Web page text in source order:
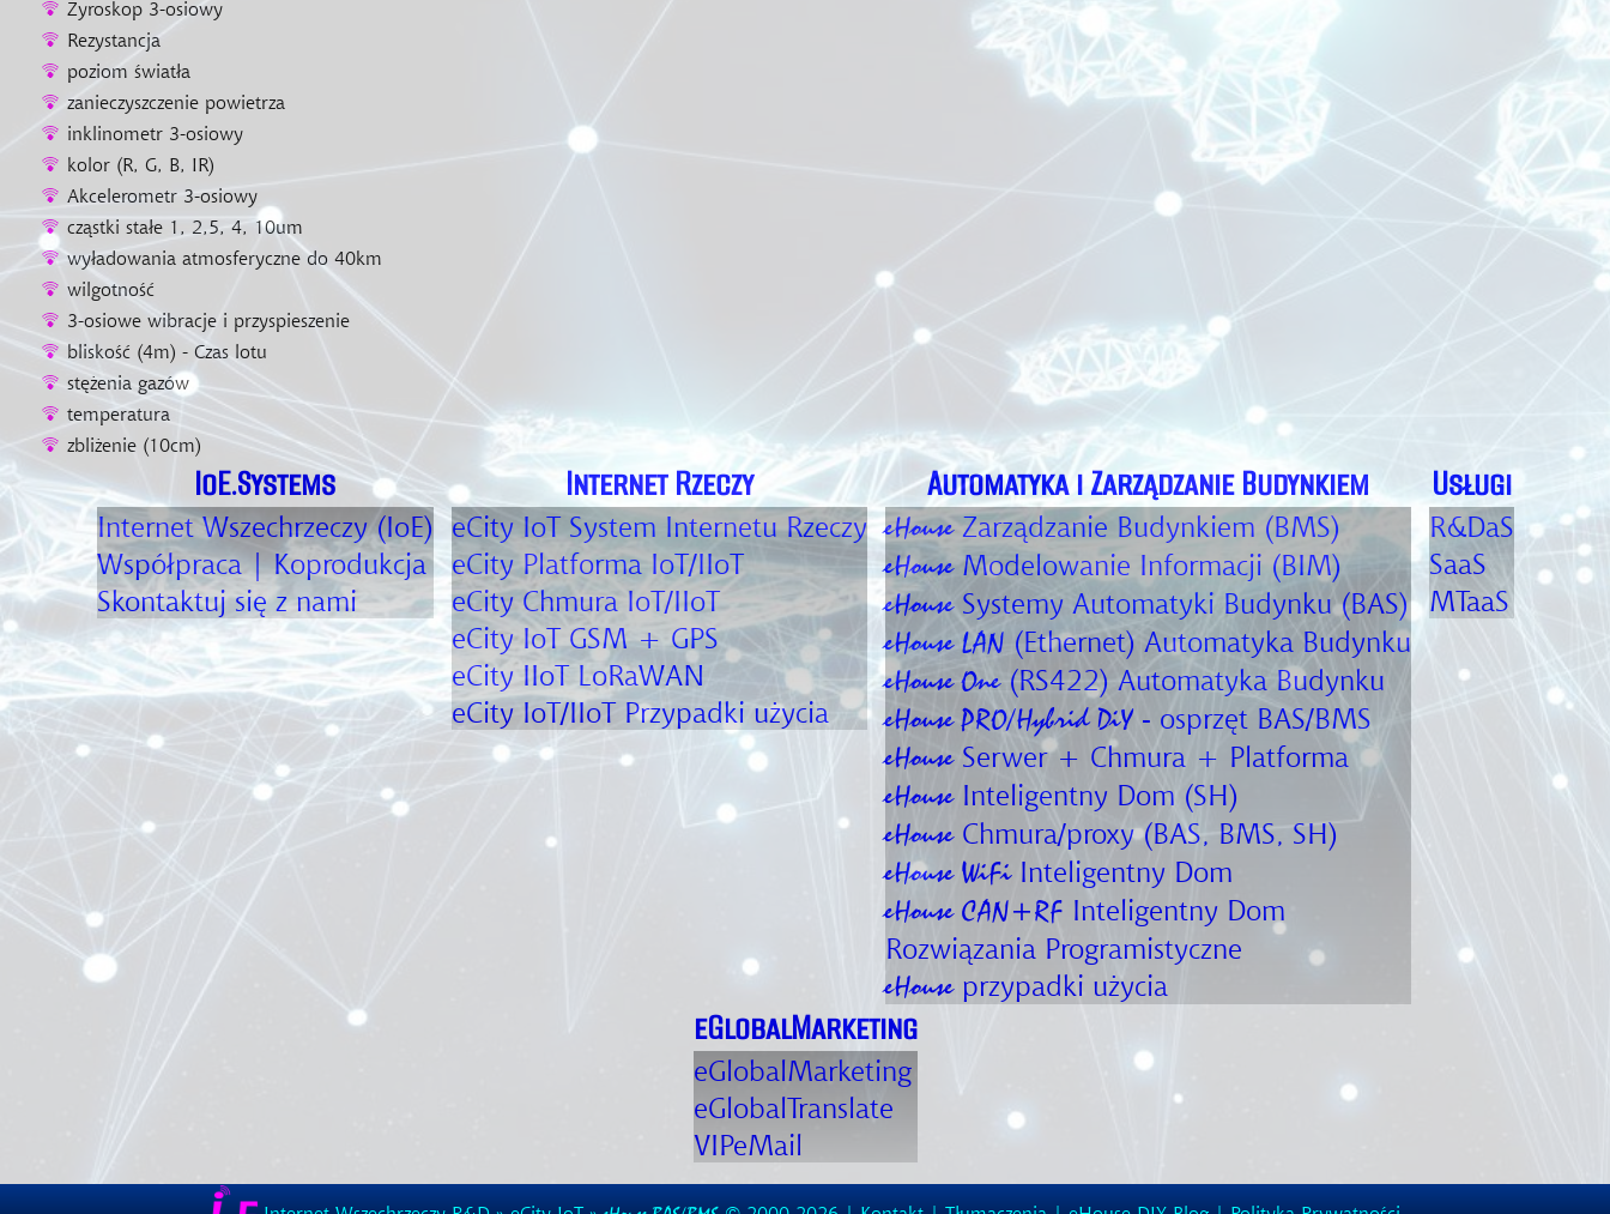
Żyroskop 3-osiowy
Rezystancja
poziom światła
zanieczyszczenie powietrza
inklinometr 3-osiowy
kolor (R, G, B, IR)
Akcelerometr 3-osiowy
cząstki stałe 1, 2,5, 4, 10um
wyładowania atmosferyczne do 40km
wilgotność
3-osiowe wibracje i przyspieszenie
bliskość (4m) - Czas lotu
stężenia gazów
temperatura
zbliżenie (10cm)
IoE.Systems
Internet Wszechrzeczy (IoE)
Współpraca | Koprodukcja
Skontaktuj się z nami
Internet Rzeczy
eCity IoTSystem Internetu Rzeczy
eCityPlatforma IoT/IIoT
eCityChmura IoT/IIoT
eCity IoTGSM + GPS
eCity IIoTLoRaWAN
eCity IoT/IIoTPrzypadki użycia
Automatyka i Zarządzanie Budynkiem
eHouseZarządzanie Budynkiem (BMS)
eHouseModelowanie Informacji (BIM)
eHouseSystemy Automatyki Budynku (BAS)
eHouse LAN (Ethernet) Automatyka Budynku
eHouse One(RS422) Automatyka Budynku
eHouse PRO/Hybrid DiY- osprzęt BAS/BMS
eHouseSerwer + Chmura + Platforma
eHouseInteligentny Dom (SH)
eHouseChmura/proxy (BAS, BMS, SH)
eHouse WiFiInteligentny Dom
eHouse CAN+RF Inteligentny Dom
Rozwiązania Programistyczne
eHouseprzypadki użycia
Usługi
R&DaS
SaaS
MTaaS
eGlobalMarketing
eGlobalMarketing
eGlobalTranslate
VIPeMail